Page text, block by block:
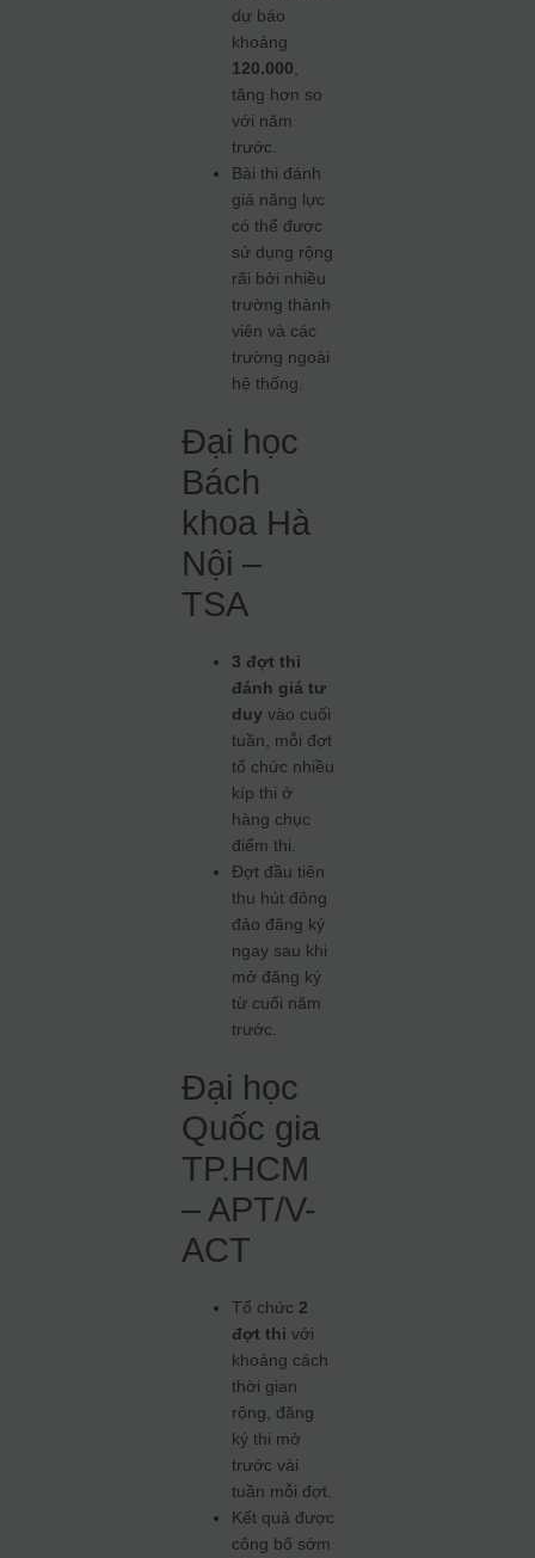
dự báo
khoảng
120.000
tăng hơn so
với năm
trước.
Bài thi đánh
giá năng lực
có thể được
sử dụng rộng
rãi bởi nhiều
trường thành
viên và các
trường ngoài
hệ thống.
Đại học
Bách
khoa Hà
Nội –
TSA
3 đợt thi
đánh giá tư
duy vào cuối
tuần, mỗi đợt
tổ chức nhiều
kíp thi ở
hàng chục
điểm thi.
Đợt đầu tiên
thu hút đông
đảo đăng ký
ngay sau khi
mở đăng ký
từ cuối năm
trước.
Đại học
Quốc gia
TP.HCM
– APT/V-
ACT
Tổ chức 2
đợt thi với
khoảng cách
thời gian
rộng, đăng
ký thi mở
trước vài
tuần mỗi đợt.
Kết quả được
công bố sớm